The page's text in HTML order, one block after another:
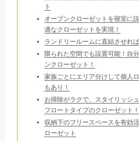
ト
オープンクローゼットを寝室に
適なクローゼットを実現！
ランドリールームに直結させれ
限られた空間でも設置可能！自
ンクローゼット！
家族ごとにエリア分けして個人
もあり！
お掃除がラクで、スタイリッシ
フロートタイプのクローゼット！
収納下のフリースペースを有効
ローゼット